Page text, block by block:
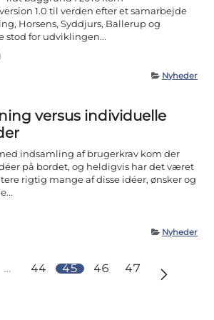
1.0 til verden efter et samarbejde
Horsens, Syddjurs, Ballerup og
stod for udviklingen...
Nyheder
versus individuelle
indsamling af brugerkrav kom der
på bordet, og heldigvis har det været
rigtig mange af disse idéer, ønsker og
Nyheder
… 44 45 46
47